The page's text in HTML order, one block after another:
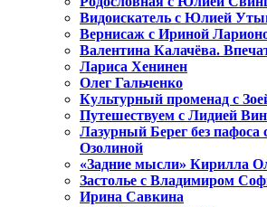
Видоискатель с Юлией
Вернисаж с Ириной
Валентина Калачёва.
Лариса Хенинен
Олег Гальченко
Культурный променад с
Путешествуем с Лидией
Лазурный Берег без пафоса
Озолиной
«Задние мысли» Кирилла
Застолье с Владимиром
Ирина Савкина